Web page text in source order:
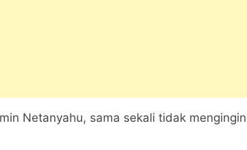
Netanyahu, sama sekali tidak